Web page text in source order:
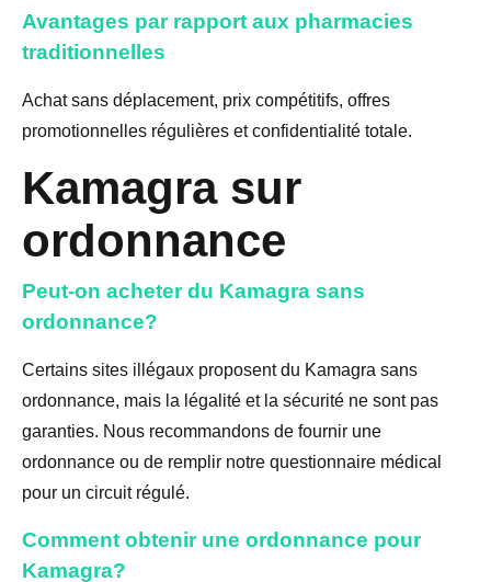
Avantages par rapport aux pharmacies
traditionnelles
Achat sans déplacement, prix compétitifs, offres
promotionnelles régulières et confidentialité totale.
Kamagra sur
ordonnance
Peut-on acheter du Kamagra sans
ordonnance?
Certains sites illégaux proposent du Kamagra sans
ordonnance, mais la légalité et la sécurité ne sont pas
garanties. Nous recommandons de fournir une
ordonnance ou de remplir notre questionnaire médical
pour un circuit régulé.
Comment obtenir une ordonnance pour
Kamagra?